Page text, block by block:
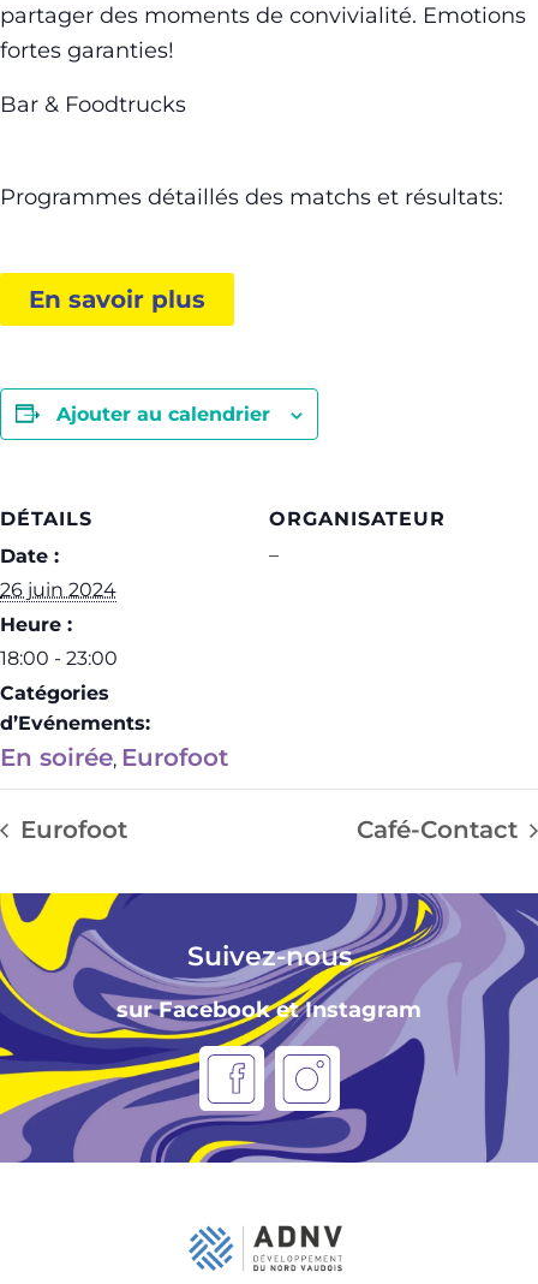
partager des moments de convivialité. Emotions
fortes garanties!
Bar & Foodtrucks
Programmes détaillés des matchs et résultats:
En savoir plus
Ajouter au calendrier
DÉTAILS
Date :
26 juin 2024
Heure :
18:00 - 23:00
Catégories
d’Evénements:
En soirée, Eurofoot
ORGANISATEUR
–
Eurofoot Café-Contact
Suivez-nous
sur Facebook et Instagram